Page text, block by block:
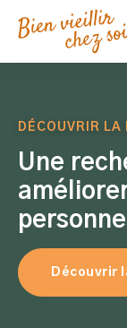
DÉCOUVRIR LA
Une
Découvrir